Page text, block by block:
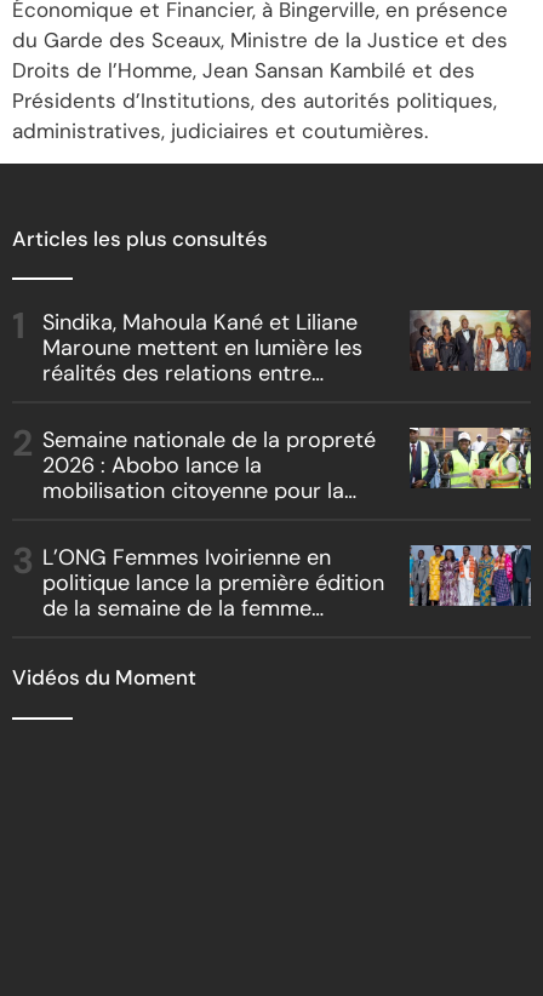
Économique et Financier, à Bingerville, en présence
du Garde des Sceaux, Ministre de la Justice et des
Droits de l’Homme, Jean Sansan Kambilé et des
Présidents d’Institutions, des autorités politiques,
administratives, judiciaires et coutumières.
Articles les plus consultés
Sindika, Mahoula Kané et Liliane
Maroune mettent en lumière les
réalités des relations entre
« Boss vs Boss »
Semaine nationale de la propreté
2026 : Abobo lance la
mobilisation citoyenne pour la
L’ONG Femmes Ivoirienne en
politique lance la première édition
de la semaine de la femme
Vidéos du Moment